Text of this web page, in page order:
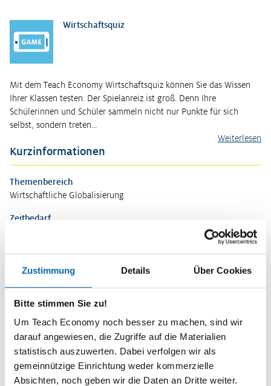
Zustimmung Details Über Cookies
Bitte stimmen Sie zu!
Um Teach Economy noch besser zu machen, sind wir
darauf angewiesen, die Zugriffe auf die Materialien
statistisch auszuwerten. Dabei verfolgen wir als
gemeinnützige Einrichtung weder kommerzielle
Absichten, noch geben wir die Daten an Dritte weiter.
Wirtschaftsquiz
Mit dem Teach Economy Wirtschaftsquiz können Sie das Wissen
Ihrer Klassen testen. Der Spielanreiz ist groß. Denn Ihre
Schülerinnen und Schüler sammeln nicht nur Punkte für sich
selbst, sondern treten…
Weiterlesen
Kurzinformationen
Themenbereich
Wirtschaftliche Globalisierung
Zeitbedarf
Stufe
Sekundarstufe II
Vorwissen
Globalisierung, wirtschaftliche Abhängigkeiten
Kompetenzen
Die Schülerinnen und Schüler …
bewerten die Folgen gestörter Lieferketten für einzelne
Unternehmen und Branchen.